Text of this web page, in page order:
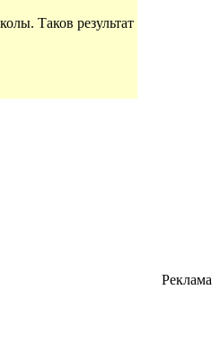
Таков результат
Реклама